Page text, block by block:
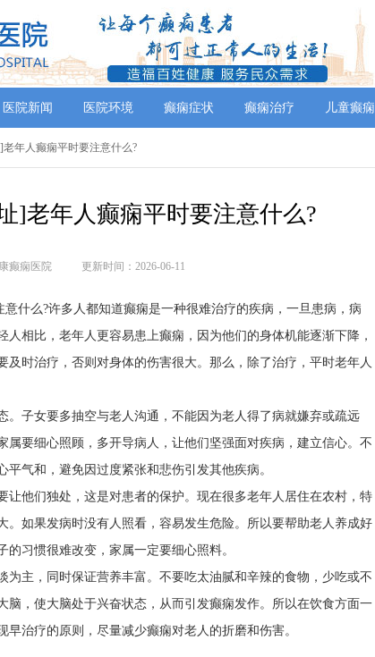
医院新闻 医院环境 癫痫症状 癫痫治疗 儿童癫痫
年人癫痫平时要注意什么?
]老年人癫痫平时要注意什么?
癫痫医院 更新时间：2026-06-11
什么?许多人都知道癫痫是一种很难治疗的疾病，一旦患病，病
相比，老年人更容易患上癫痫，因为他们的身体机能逐渐下降，
时治疗，否则对身体的伤害很大。那么，除了治疗，平时老年人
。子女要多抽空与老人沟通，不能因为老人得了病就嫌弃或疏远
属要细心照顾，多开导病人，让他们坚强面对疾病，建立信心。不
气和，避免因过度紧张和悲伤引发其他疾病。
让他们独处，这是对患者的保护。现在很多老年人居住在农村，特
。如果发病时没有人照看，容易发生危险。所以要帮助老人养成好
习惯很难改变，家属一定要细心照料。
为主，同时保证营养丰富。不要吃太油腻和辛辣的食物，少吃或不
脑，使大脑处于兴奋状态，从而引发癫痫发作。所以在饮食方面一
治疗的原则，尽量减少癫痫对老人的折磨和伤害。